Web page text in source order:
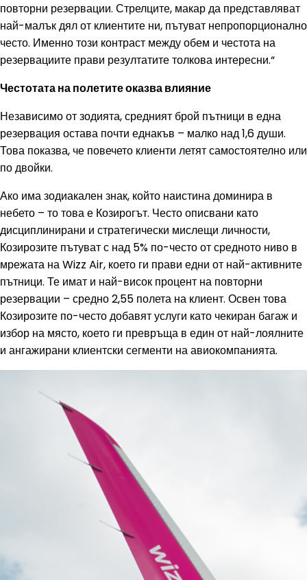
повторни резервации. Стрелците, макар да представляват
най-малък дял от клиентите ни, пътуват непропорционално
често. Именно този контраст между обем и честота на
резервациите прави резултатите толкова интересни.“
Честотата на полетите оказва влияние
Независимо от зодията, средният брой пътници в една
резервация остава почти еднакъв – малко над 1,6 души.
Това показва, че повечето клиенти летят самостоятелно или
по двойки.
Ако има зодиакален знак, който наистина доминира в
небето – то това е Козирогът. Често описвани като
дисциплинирани и стратегически мислещи личности,
Козирозите пътуват с над 5% по-често от средното ниво в
мрежата на Wizz Air, което ги прави едни от най-активните
пътници. Те имат и най-висок процент на повторни
резервации – средно 2,55 полета на клиент. Освен това
Козирозите по-често добавят услуги като чекиран багаж и
избор на място, което ги превръща в един от най-лоялните
и ангажирани клиентски сегменти на авиокомпанията.